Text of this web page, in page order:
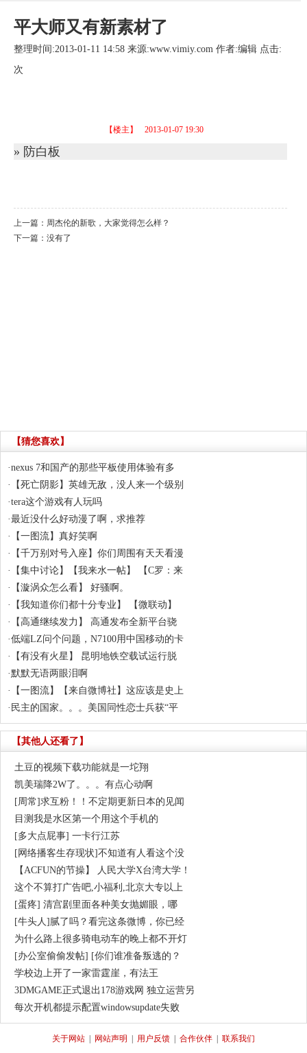
平大师又有新素材了
整理时间:2013-01-11 14:58 来源:www.vimiy.com 作者:编辑 点击:
次
【楼主】 2013-01-07 19:30
» 防白板
上一篇： 周杰伦的新歌，大家觉得怎么样？
下一篇：没有了
【猜您喜欢】
·nexus 7和国产的那些平板使用体验有多
·
【死亡阴影】英雄无敌，没人来一个级别
·tera这个游戏有人玩吗
·最近没什么好动漫了啊，求推荐
·
【一图流】真好笑啊
·
【千万别对号入座】你们周围有天天看漫
·
【集中讨论】【我来水一帖】 【C罗：来
·
【漩涡众怎么看】 好骚啊。
·
【我知道你们都十分专业】 【微联动】
·
【高通继续发力】 高通发布全新平台骁
·低端LZ问个问题，N7100用中国移动的卡
·
【有没有火星】 昆明地铁空载试运行脱
·默默无语两眼泪啊
·
【一图流】【来自微博社】这应该是史上
· 民主的国家。。。美国同性恋士兵获“平
【其他人还看了】
土豆的视频下载功能就是一坨翔
凯美瑞降2W了。。。有点心动啊
[周常]求互粉！！不定期更新日本的见闻
目测我是水区第一个用这个手机的
[多大点屁事] 一卡行江苏
[网络播客生存现状]不知道有人看这个没
【ACFUN的节操】 人民大学X台湾大学！
这个不算打广告吧,小福利,北京大专以上
[蛋疼] 清宫剧里面各种美女抛媚眼，哪
[牛头人]腻了吗？看完这条微博，你已经
为什么路上很多骑电动车的晚上都不开灯
[办公室偷偷发帖] [你们谁准备叛逃的？
学校边上开了一家雷霆崖，有法王
3DMGAME正式退出178游戏网 独立运营另
每次开机都提示配置windowsupdate失败
关于网站 网站声明 用户反馈 合作伙伴
联系我们